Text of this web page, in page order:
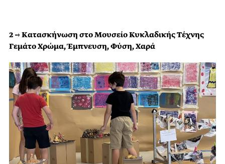
2 → Κατασκήνωση στο Μουσείο Κυκλαδικής Τέχνης
Γεμάτο Χρώμα, Έμπνευση, Φύση, Χαρά